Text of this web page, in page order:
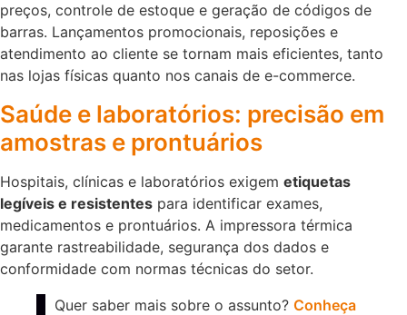
preços, controle de estoque e geração de códigos de
barras. Lançamentos promocionais, reposições e
atendimento ao cliente se tornam mais eficientes, tanto
nas lojas físicas quanto nos canais de e-commerce.
Saúde e laboratórios: precisão em
amostras e prontuários
Hospitais, clínicas e laboratórios exigem etiquetas
legíveis e resistentes para identificar exames,
medicamentos e prontuários. A impressora térmica
garante rastreabilidade, segurança dos dados e
conformidade com normas técnicas do setor.
Quer saber mais sobre o assunto? Conheça